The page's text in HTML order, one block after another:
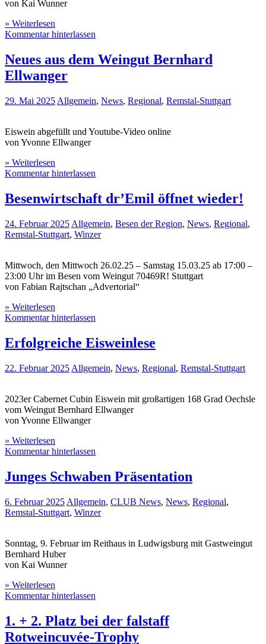
von Kai Wunner
» Weiterlesen
Kommentar hinterlassen
Neues aus dem Weingut Bernhard
Ellwanger
29. Mai 2025 Allgemein, News, Regional, Remstal-Stuttgart
Eiswein abgefüllt und Youtube-Video online
von Yvonne Ellwanger
» Weiterlesen
Kommentar hinterlassen
Besenwirtschaft dr’Emil öffnet wieder!
24. Februar 2025 Allgemein, Besen der Region, News, Regional,
Remstal-Stuttgart, Winzer
Mittwoch, den Mittwoch 26.02.25 – Samstag 15.03.25 ab 17:00 –
23:00 Uhr im Besen vom Weingut 70469R! Stuttgart
von Fabian Rajtschan „Advertorial“
» Weiterlesen
Kommentar hinterlassen
Erfolgreiche Eisweinlese
22. Februar 2025 Allgemein, News, Regional, Remstal-Stuttgart
2023er Cabernet Cubin Eiswein mit großartigen 168 Grad Oechsle
vom Weingut Bernhard Ellwanger
von Yvonne Ellwanger
» Weiterlesen
Kommentar hinterlassen
Junges Schwaben Präsentation
6. Februar 2025 Allgemein, CLUB News, News, Regional,
Remstal-Stuttgart, Winzer
Sonntag, 9. Februar im Reithaus in Ludwigsburg mit Gastweingut
Bernhard Huber
von Kai Wunner
» Weiterlesen
Kommentar hinterlassen
1. + 2. Platz bei der falstaff
Rotweincuvée-Trophy